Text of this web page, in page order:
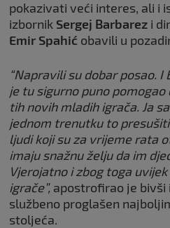
pokazivati veći interes, ali i
izbornik Sergej Barbarez i
Emir Spahić obavili u
“Napravili su dobar posao. I
je tu sigurno puno
tih novih mladih igrača. Ja
jednom trenutku to
ljudi koji su za vrijeme rata
imaju snažnu želju da im
Vjerojatno i zbog toga
igrače”, apostrofirao je bivši
službeno proglašen
stoljeća.